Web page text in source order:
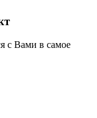
с Вами в самое